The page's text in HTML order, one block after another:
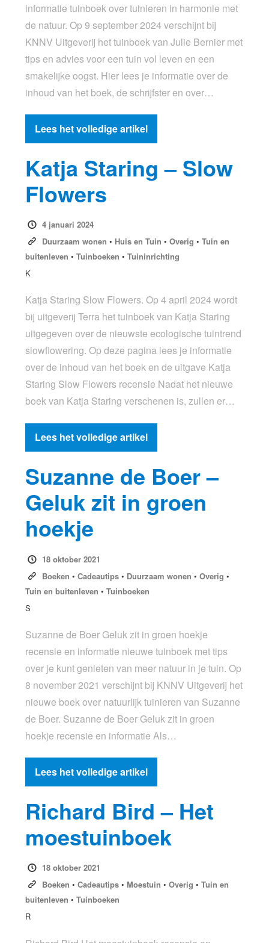
informatie tuinboek over tuinieren in harmonie met
de natuur. Op 9 september 2024 verschijnt bij
KNNV Uitgeverij het tuinboek van Julie Bernier met
tips en advies voor een tuin vol leven en een
smakelijke oogst. Hier lees je informatie over de
inhoud van het boek, de schrijfster en over…
Lees het volledige artikel
Katja Staring – Slow
Flowers
4 januari 2024
Duurzaam wonen • Huis en Tuin • Overig • Tuin en
buitenleven •Tuinboeken •Tuininrichting
K
Katja Staring Slow Flowers. Op 4 april 2024 wordt
bij uitgeverij Terra het tuinboek van Katja Staring
uitgegeven over de nieuwste ecologische tuintrend
slowflowering. Op deze pagina lees je informatie
over de inhoud van het boek en de uitgave Katja
Staring Slow Flowers recensie Nadat het nieuwe
boek van Katja Staring verschenen is, zullen er…
Lees het volledige artikel
Suzanne de Boer –
Geluk zit in groen
hoekje
18 oktober 2021
Boeken • Cadeautips• Duurzaam wonen • Overig •
Tuin en buitenleven •Tuinboeken
S
Suzanne de Boer Geluk zit in groen hoekje
recensie en informatie nieuwe tuinboek met tips
over je kunt genieten van meer natuur in je tuin. Op
8 november 2021 verschijnt bij KNNV Uitgeverij het
nieuwe boek over natuurlijk tuinieren van Suzanne
de Boer. Suzanne de Boer Geluk zit in groen
hoekje recensie en informatie Als…
Lees het volledige artikel
Richard Bird – Het
moestuinboek
18 oktober 2021
Boeken • Cadeautips• Moestuin • Overig • Tuin en
buitenleven •Tuinboeken
R